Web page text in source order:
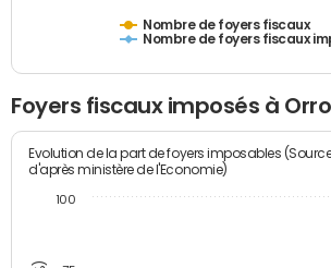
Nombre de foyers fiscaux
Nombre de foyers fiscaux
Foyers fiscaux imposés à
Evolution de la part de foyers imposables (Source
d'après ministère de l'Economie)
100